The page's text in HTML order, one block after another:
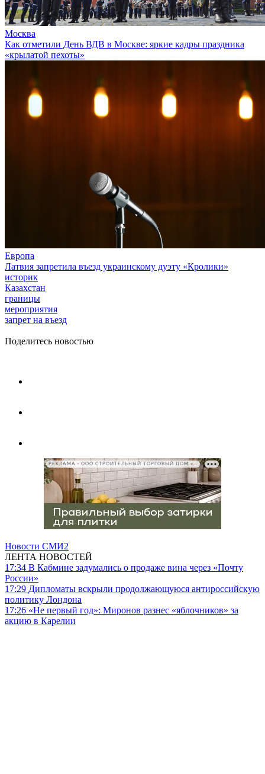
Москва
Как отметили День ВДВ в Москве: яркие кадры праздника
«крылатой пехоты»
Европа
Латвия запретила въезд украинскому дуэту «Кролики»
историк
Казахстан
границы
мероприятия
запрет на въезд
Поделитесь новостью
РЕКЛАМА • ООО СТРОИТЕЛЬНЫЙ ТОРГОВЫЙ ДОМ «ПЕТРОВИЧ», ИНН 7802348846
Новости СМИ2
ЛЕНТА НОВОСТЕЙ
17:34 В Кабмине задумались о продаже вина через «Почту
России»
17:29 Дипломаты вскрыли продолжающуюся антироссийскую
политику Лондона
17:26 «Не первый год»: Миронов разнес «яблочников» за
акцию в Карелии